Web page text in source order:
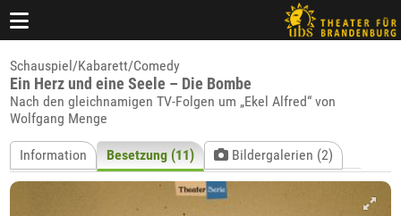
Schauspiel/Kabarett/Comedy
Ein Herz und eine Seele – Die Bombe
Nach den gleichnamigen TV-Folgen um „Ekel Alfred“ von
Wolfgang Menge
Information Besetzung (11) Bildergalerien (2)